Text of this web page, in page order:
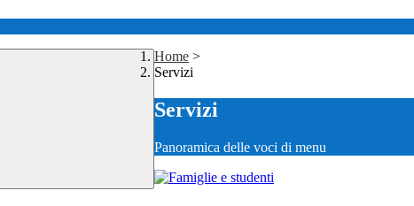
Home >
Servizi
Servizi
Panoramica delle voci di menu